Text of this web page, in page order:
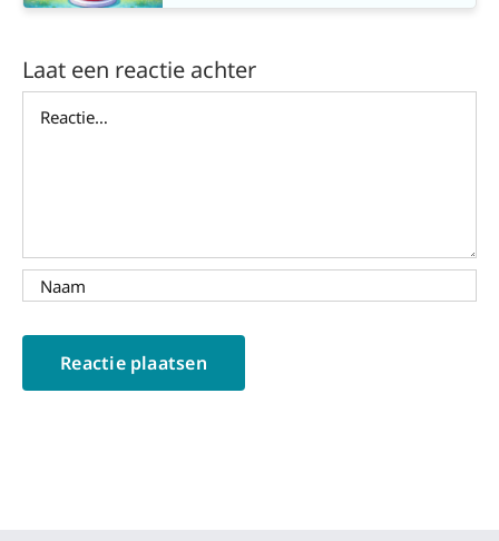
Laat een reactie achter